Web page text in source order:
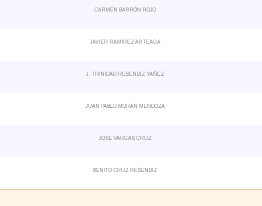
CARMEN BARRÓN ROJO
JAVIER RAMIREZ ARTEAGA
J. TRINIDAD RESÉNDIZ YAÑEZ
JUAN PABLO MORÁN MENDOZA
JOSÉ VARGAS CRUZ
BENITO CRUZ RESÉNDIZ